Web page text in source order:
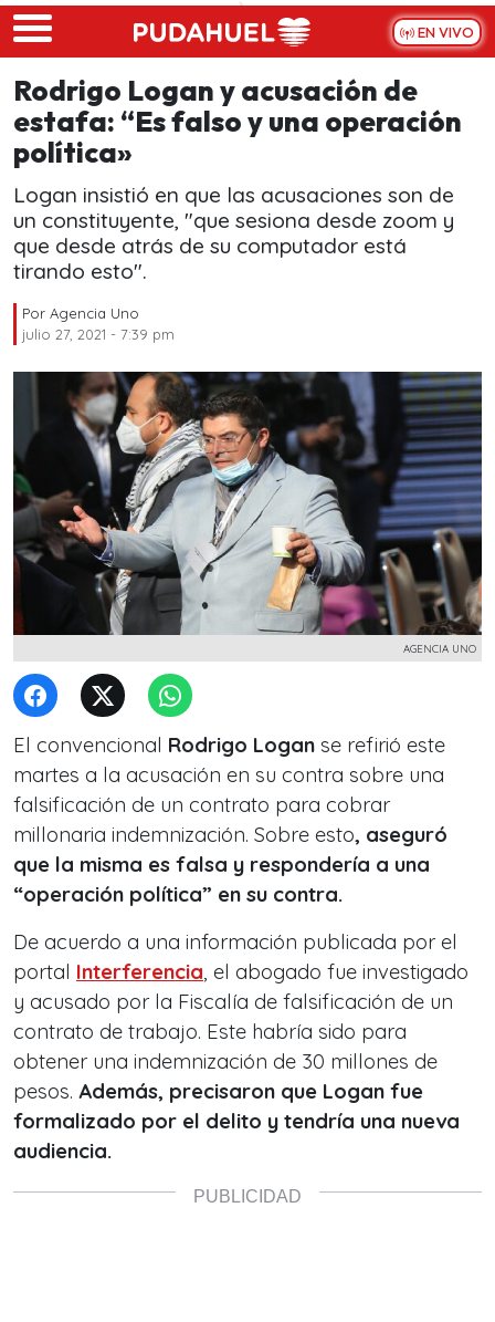
Skip to main content
EN VIVO
Rodrigo Logan y acusación de
estafa: “Es falso y una operación
política»
Logan insistió en que las acusaciones son de
un constituyente, "que sesiona desde zoom y
que desde atrás de su computador está
tirando esto".
Por Agencia Uno
julio 27, 2021 - 7:39 pm
AGENCIA UNO
El convencional Rodrigo Logan se refirió este
martes a la acusación en su contra sobre una
falsificación de un contrato para cobrar
millonaria indemnización. Sobre esto, aseguró
que la misma es falsa y respondería a una
“operación política” en su contra.
De acuerdo a una información publicada por el
portal Interferencia, el abogado fue investigado
y acusado por la Fiscalía de falsificación de un
contrato de trabajo. Este habría sido para
obtener una indemnización de 30 millones de
pesos. Además, precisaron que Logan fue
formalizado por el delito y tendría una nueva
audiencia.